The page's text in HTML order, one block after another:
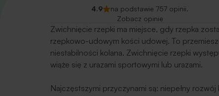
4.9
na podstawie 757 opinii.
Zobacz opinie
Zwichnięcie rzepki ma miejsce, gdy rzepka
rzepkowo-udowym kości udowej. To
niestabilności kolana. Zwichnięcie rzepki
wiąże się z urazami sportowymi lub urazami.
Najczęstszymi przyczynami są: niepełny